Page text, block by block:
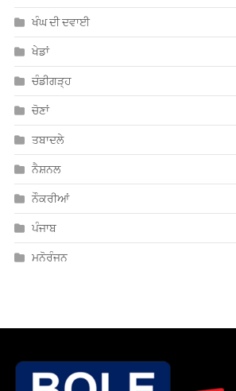
ਖੰਘ ਦੀ ਦਵਾਈ
ਖੇਡਾਂ
ਚੰਡੀਗੜ੍ਹ
ਚੋਣਾਂ
ਤਬਾਦਲੇ
ਨੈਸ਼ਨਲ
ਨੌਕਰੀਆਂ
ਪੰਜਾਬ
ਮਨੋਰੰਜਨ